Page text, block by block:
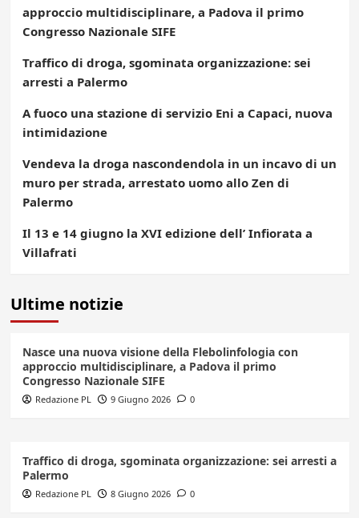
approccio multidisciplinare, a Padova il primo
Congresso Nazionale SIFE
Traffico di droga, sgominata organizzazione: sei
arresti a Palermo
A fuoco una stazione di servizio Eni a Capaci, nuova
intimidazione
Vendeva la droga nascondendola in un incavo di un
muro per strada, arrestato uomo allo Zen di
Palermo
Il 13 e 14 giugno la XVI edizione dell’ Infiorata a
Villafrati
Ultime notizie
Nasce una nuova visione della Flebolinfologia con
approccio multidisciplinare, a Padova il primo
Congresso Nazionale SIFE
Redazione PL 9 Giugno 2026 0
Traffico di droga, sgominata organizzazione: sei arresti a
Palermo
Redazione PL 8 Giugno 2026 0